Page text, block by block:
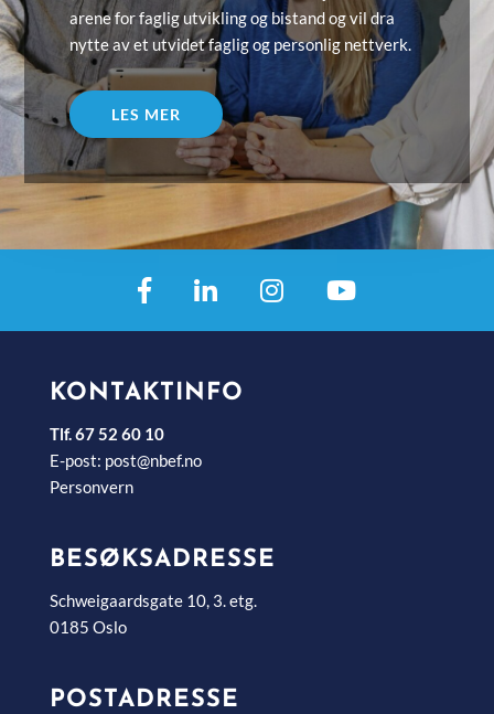
arene for faglig utvikling og bistand og vil dra
nytte av et utvidet faglig og personlig nettverk.
LES MER
KONTAKTINFO
Tlf. 67 52 60 10
E-post: post@nbef.no
Personvern
BESØKSADRESSE
Schweigaardsgate 10, 3. etg.
0185 Oslo
POSTADRESSE